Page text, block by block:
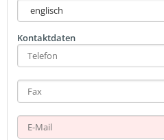
Kontaktdaten